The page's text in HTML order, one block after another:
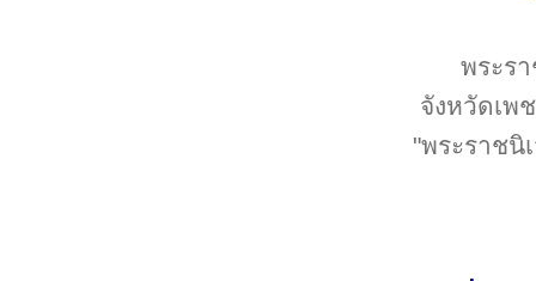
พระร
จังหวัดเพ
"พระราชนิ